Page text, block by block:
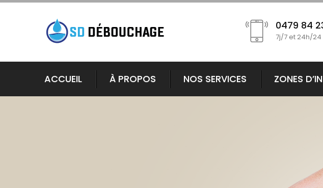
0479 84
7j/7 et 24h/24
ACCUEIL À PROPOS NOS SERVICES ZONES